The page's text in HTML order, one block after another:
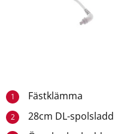
1 Fästklämma
2 28cm DL-spolsladd